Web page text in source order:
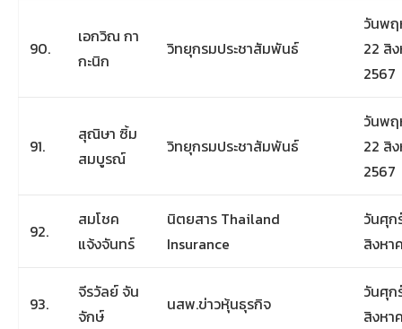
90.
เอกวิณ กา
กะนิก
วิทยุกรมประชาสัมพันธ์
วันพ
22 สิ
2567
91.
สุณิษา ซิ้ม
สมบูรณ์
วิทยุกรมประชาสัมพันธ์
วันพ
22 สิ
2567
92.
สมโชค​
แจ้งจันทร์
นิตยสาร Thailand
Insurance
วันศุก
สิงหา
93.
จีรวัลย์ จัน
จักษ์
นสพ.ข่าวหุ้นธุรกิจ
วันศุก
สิงหา